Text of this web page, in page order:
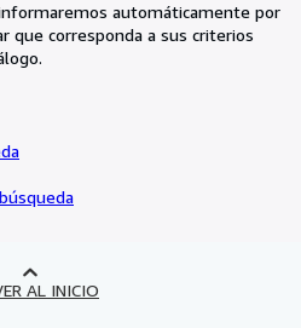
automáticamente por
que corresponda a sus criterios
AL INICIO